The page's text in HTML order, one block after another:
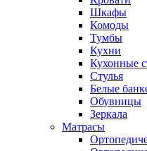
Шкафы
Комоды
Тумбы
Кухни
Кухонные
Стулья
Белые
Обувницы
Зеркала
Матрасы